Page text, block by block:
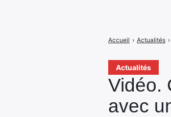
Actualités
Vidéo.
avec
Accueil › Actualités ›